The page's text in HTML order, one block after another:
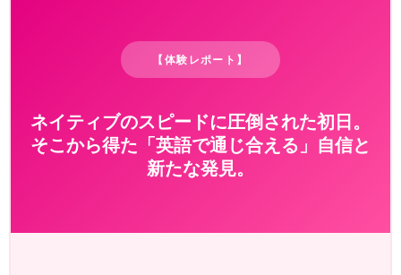
【体験レポート】
ネイティブのスピードに圧倒された初日。
そこから得た「英語で通じ合える」自信と
新たな発見。